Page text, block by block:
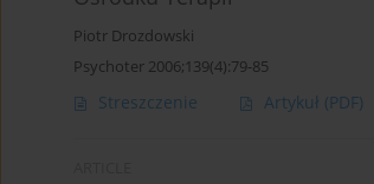
Piotr Drozdowski
Psychoter 2006;139(4):79-85
Streszczenie Artykuł (PDF)